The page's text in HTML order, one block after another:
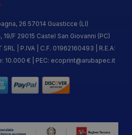
26 57014 Guasticce (LI)
F 29015 Castel San Giovanni (PC)
| P.IVA | C.F. 01962160493 | R.E.A:
10.000 € | PEC: ecoprint@arubapec.it